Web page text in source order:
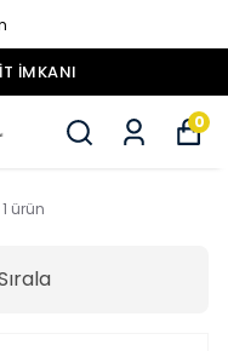
İMKANI
0
1 ürün